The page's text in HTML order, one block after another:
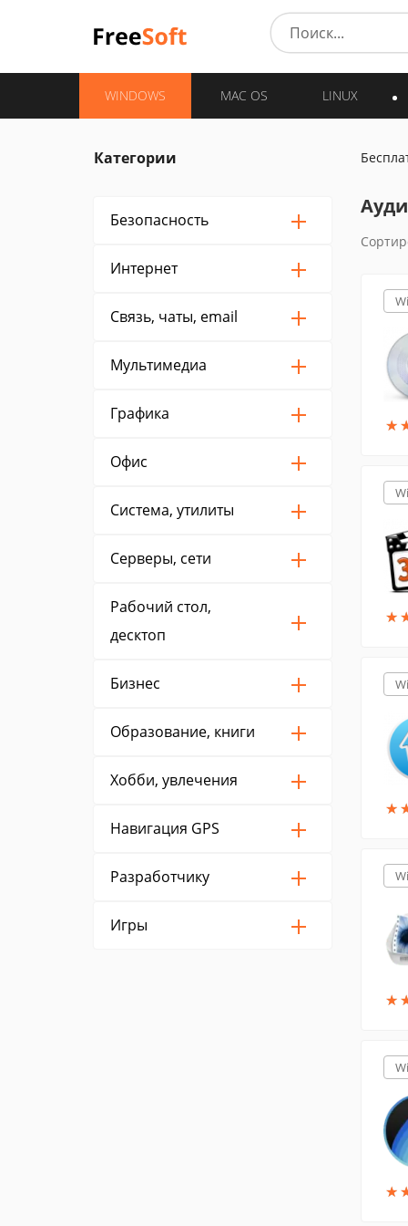
WINDOWS MAC OS LINUX
Категории
Безопасность
Интернет
Связь, чаты, email
Мультимедиа
Графика
Офис
Система, утилиты
Серверы, сети
Рабочий стол,
десктоп
Бизнес
Образование, книги
Хобби, увлечения
Навигация GPS
Разработчику
Игры
★
★
★
★
★
★
★
★
★
★